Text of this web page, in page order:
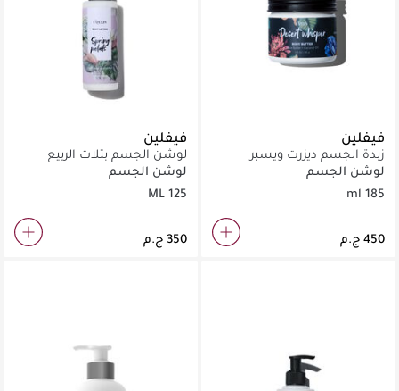
فيفلين
زبدة الجسم ديزرت ويسبر
لوشن الجسم
185 ml
فيفلين
لوشن الجسم بتلات الربيع
لوشن الجسم
125 ML